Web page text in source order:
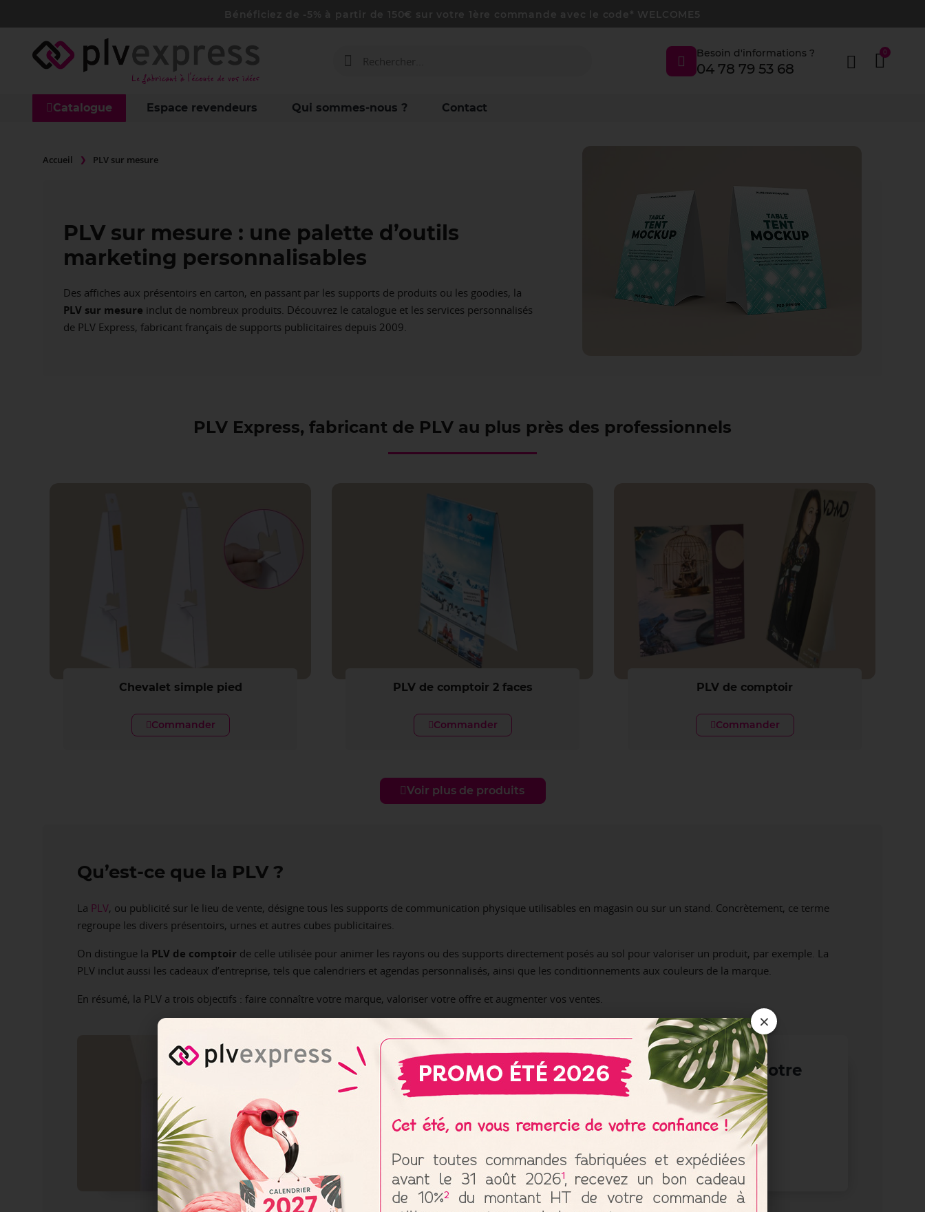
×
Bénéficiez de -5% à partir de 150€ sur votre 1ère commande avec le code* WELCOME5
Besoin d'informations ?
04 78 79 53 68
Catalogue Espace revendeurs Qui sommes-nous ? Contact
Accueil PLV sur mesure
PLV sur mesure : une palette d’outils
marketing personnalisables
Des affiches aux présentoirs en carton, en passant par les supports de produits ou les goodies, la
PLV sur mesure inclut de nombreux produits. Découvrez le catalogue et les services personnalisés
de PLV Express, fabricant français de supports publicitaires depuis 2009.
PLV Express, fabricant de PLV au plus près des professionnels
Chevalet simple pied
Commander
PLV de comptoir 2 faces
Commander
PLV de comptoir
Commander
Voir plus de produits
Qu’est-ce que la PLV ?
La PLV, ou publicité sur le lieu de vente, désigne tous les supports de communication physique utilisables en magasin ou sur un stand. Concrètement, ce terme
regroupe les divers présentoirs, urnes et autres cubes publicitaires.
On distingue la PLV de comptoir de celle utilisée pour animer les rayons ou des supports directement posés au sol pour valoriser un produit, par exemple. La
PLV inclut aussi les cadeaux d’entreprise, tels que calendriers et agendas personnalisés, ainsi que les conditionnements aux couleurs de la marque.
En résumé, la PLV a trois objectifs : faire connaître votre marque, valoriser votre offre et augmenter vos ventes.
Donnez un nouveau souffle à votre
visibilité dès aujourd’hui !
PLV Express vous accompagne
Demander un devis